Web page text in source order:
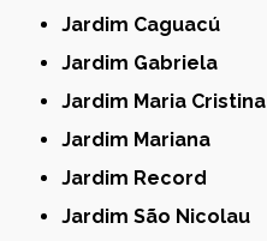
Jardim Caguacú
Jardim Gabriela
Jardim Maria Cristina
Jardim Mariana
Jardim Record
Jardim São Nicolau